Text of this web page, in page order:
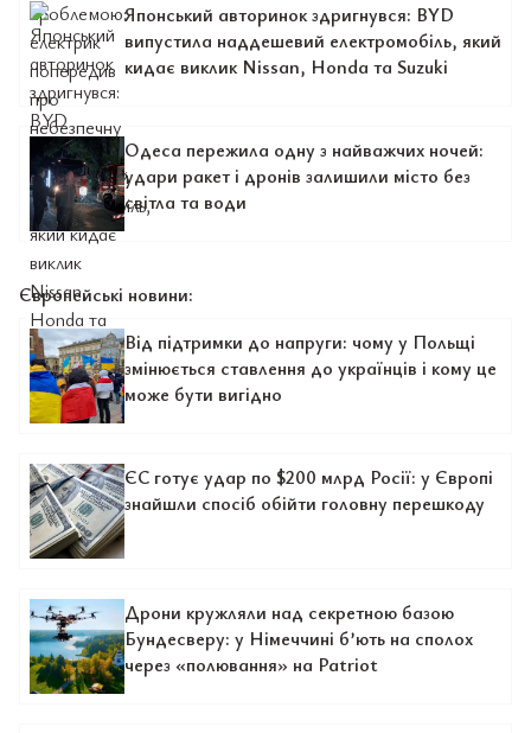
Японський авторинок здригнувся: BYD
випустила наддешевий електромобіль, який
кидає виклик Nissan, Honda та Suzuki
Одеса пережила одну з найважчих ночей:
удари ракет і дронів залишили місто без
світла та води
Європейські новини:
Від підтримки до напруги: чому у Польщі
змінюється ставлення до українців і кому це
може бути вигідно
ЄС готує удар по $200 млрд Росії: у Європі
знайшли спосіб обійти головну перешкоду
Дрони кружляли над секретною базою
Бундесверу: у Німеччині б’ють на сполох
через «полювання» на Patriot